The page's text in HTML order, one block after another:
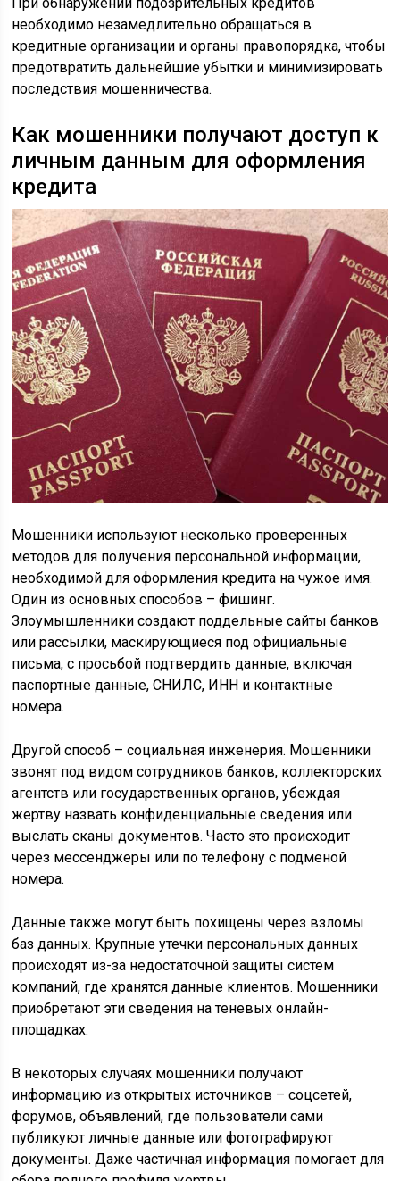
необходимо незамедлительно обращаться в
кредитные организации и органы правопорядка, чтобы
предотвратить дальнейшие убытки и минимизировать
последствия мошенничества.
Как мошенники получают доступ к
личным данным для оформления
кредита
Мошенники используют несколько проверенных
методов для получения персональной информации,
необходимой для оформления кредита на чужое имя.
Один из основных способов – фишинг.
Злоумышленники создают поддельные сайты банков
или рассылки, маскирующиеся под официальные
письма, с просьбой подтвердить данные, включая
паспортные данные, СНИЛС, ИНН и контактные
номера.
Другой способ – социальная инженерия. Мошенники
звонят под видом сотрудников банков, коллекторских
агентств или государственных органов, убеждая
жертву назвать конфиденциальные сведения или
выслать сканы документов. Часто это происходит
через мессенджеры или по телефону с подменой
номера.
Данные также могут быть похищены через взломы
баз данных. Крупные утечки персональных данных
происходят из-за недостаточной защиты систем
компаний, где хранятся данные клиентов. Мошенники
приобретают эти сведения на теневых онлайн-
площадках.
В некоторых случаях мошенники получают
информацию из открытых источников – соцсетей,
форумов, объявлений, где пользователи сами
публикуют личные данные или фотографируют
документы. Даже частичная информация помогает для